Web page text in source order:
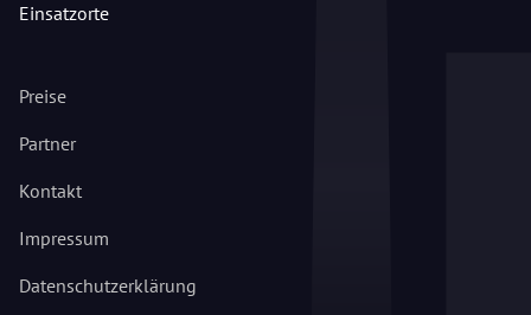
Einsatzorte
Preise
Partner
Kontakt
Impressum
Datenschutzerklärung